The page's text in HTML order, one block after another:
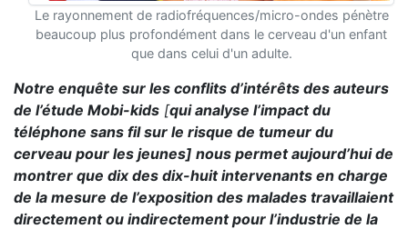
Le rayonnement de radiofréquences/micro-ondes pénètre
beaucoup plus profondément dans le cerveau d'un enfant
que dans celui d'un adulte.
Notre enquête sur les conflits d’intérêts des auteurs
de l’étude Mobi-kids [qui analyse l’impact du
téléphone sans fil sur le risque de tumeur du
cerveau pour les jeunes] nous permet aujourd’hui de
montrer que dix des dix-huit intervenants en charge
de la mesure de l’exposition des malades travaillaient
directement ou indirectement pour l’industrie de la